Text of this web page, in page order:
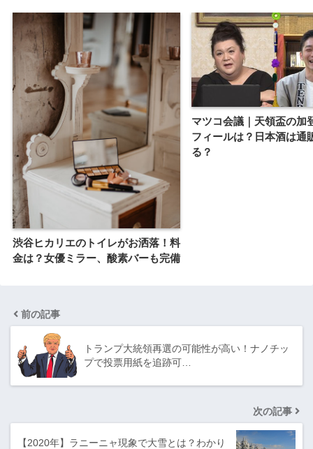
渋谷ヒカリエのトイレがお洒落！料
金は？女優ミラー、酸素バーも完備
マツコ会議｜天領盃の加
フィールは？日本酒は通
る？
前の記事
トランプ大統領再選の可能性が高い！ナノチッ
プで投票用紙を追跡可…
次の記事
【2020年】ラニーニャ現象で大雪とは？わかり